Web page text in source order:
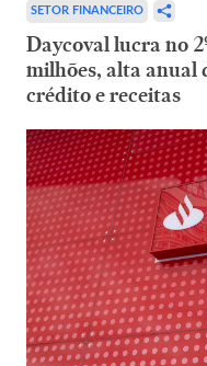
SETOR FINANCEIRO
Daycoval lucra no
milhões, alta anual
crédito e receitas